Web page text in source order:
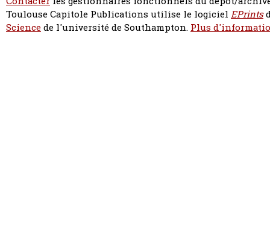
Toulouse Capitole Publications utilise le logiciel EPrints
Sciencede l'université de Southampton. Plus